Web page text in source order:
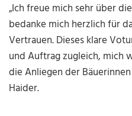
„Ich freue mich sehr über
bedanke mich herzlich für
Vertrauen. Dieses klare
und Auftrag zugleich, mich
die Anliegen der
Haider.